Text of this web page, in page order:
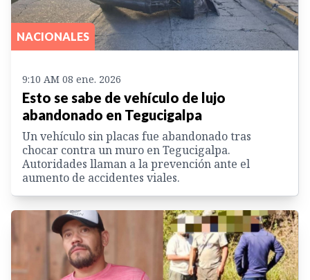
NACIONALES
9:10 AM 08 ene. 2026
Esto se sabe de vehículo de lujo
abandonado en Tegucigalpa
Un vehículo sin placas fue abandonado tras
chocar contra un muro en Tegucigalpa.
Autoridades llaman a la prevención ante el
aumento de accidentes viales.